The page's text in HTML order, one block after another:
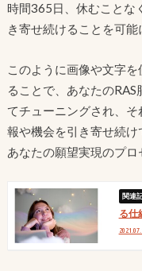
時間365日、休むことな
き寄せ続けることを可能
このように画像や文字
ることで、あなたの
てチューニングされ、
報や機会を引き寄せ続け
あなたの願望実現のプロ
る仕